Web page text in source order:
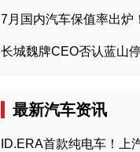
7月国内汽车保值率出炉！
长城魏牌CEO否认蓝山
最新汽车资讯
ID.ERA首款纯电车！上